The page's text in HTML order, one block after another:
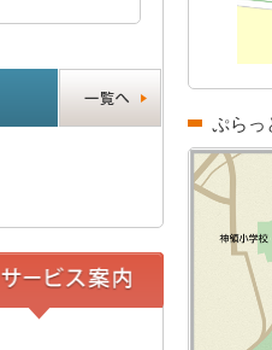
ぷらっ